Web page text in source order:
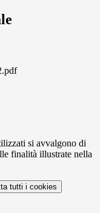
si avvalgono di
finalità illustrate nella
tutti i cookies